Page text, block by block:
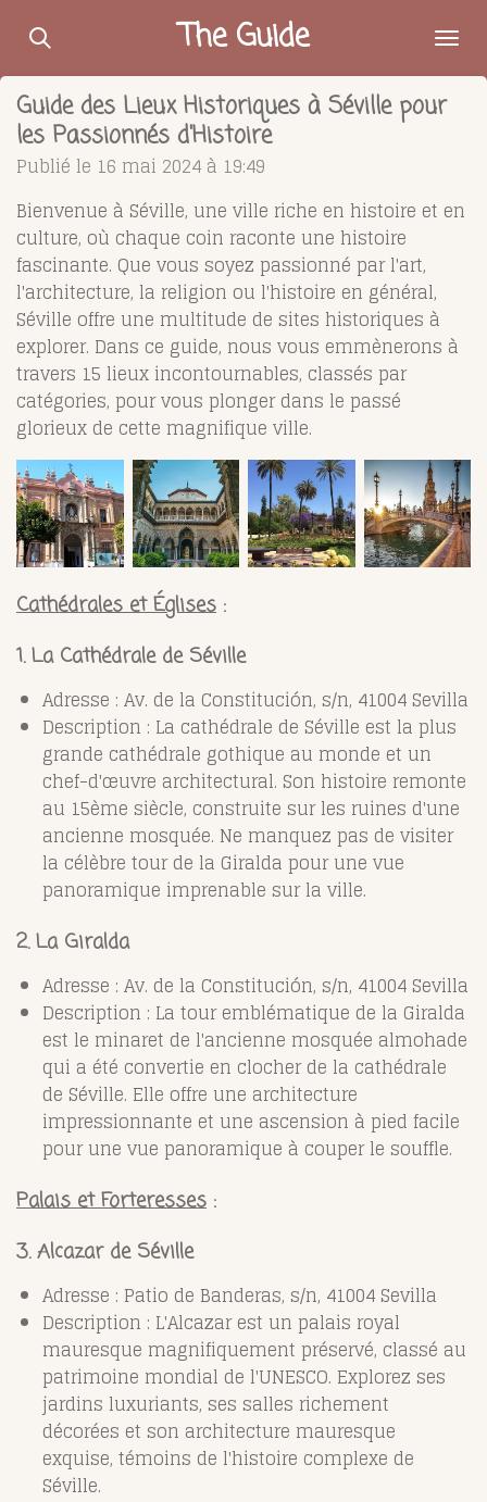
Passer
contenu
principal
The Guide
Guide des Lieux Historiques à Séville pour
les Passionnés d'Histoire
Publié le 16 mai 2024 à 19:49
Bienvenue à Séville, une ville riche en histoire et en
culture, où chaque coin raconte une histoire
fascinante. Que vous soyez passionné par l'art,
l'architecture, la religion ou l'histoire en général,
Séville offre une multitude de sites historiques à
explorer. Dans ce guide, nous vous emmènerons à
travers 15 lieux incontournables, classés par
catégories, pour vous plonger dans le passé
glorieux de cette magnifique ville.
Cathédrales et Églises :
1. La Cathédrale de Séville
Adresse : Av. de la Constitución, s/n, 41004 Sevilla
Description : La cathédrale de Séville est la plus
grande cathédrale gothique au monde et un
chef-d'œuvre architectural. Son histoire remonte
au 15ème siècle, construite sur les ruines d'une
ancienne mosquée. Ne manquez pas de visiter
la célèbre tour de la Giralda pour une vue
panoramique imprenable sur la ville.
2. La Giralda
Adresse : Av. de la Constitución, s/n, 41004 Sevilla
Description : La tour emblématique de la Giralda
est le minaret de l'ancienne mosquée almohade
qui a été convertie en clocher de la cathédrale
de Séville. Elle offre une architecture
impressionnante et une ascension à pied facile
pour une vue panoramique à couper le souffle.
Palais et Forteresses :
3. Alcazar de Séville
Adresse : Patio de Banderas, s/n, 41004 Sevilla
Description : L'Alcazar est un palais royal
mauresque magnifiquement préservé, classé au
patrimoine mondial de l'UNESCO. Explorez ses
jardins luxuriants, ses salles richement
décorées et son architecture mauresque
exquise, témoins de l'histoire complexe de
Séville.